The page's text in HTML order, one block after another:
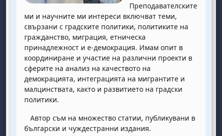
Преподавателските
ми и научните ми интереси включват теми,
свързани с градските политики, политиките на
гражданство, миграция, етническа
принадлежност и е-демокрация. Имам опит в
координиране и участие на различни проекти в
сферите на анализ на качеството на
демокрацията, интеграцията на мигрантите и
малцинствата, както и развитието на градски
политики.
Автор съм на множество статии, публикувани в
български и чуждестранни издания.